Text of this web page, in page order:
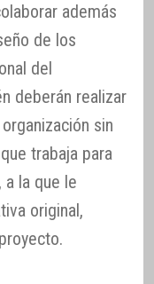
además
de los
del
deberán realizar
sin
trabaja para
a la que le
original,